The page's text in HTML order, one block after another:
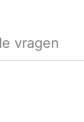
vragen